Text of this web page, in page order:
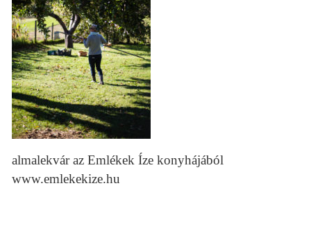
almalekvár az Emlékek Íze konyhájából
www.emlekekize.hu